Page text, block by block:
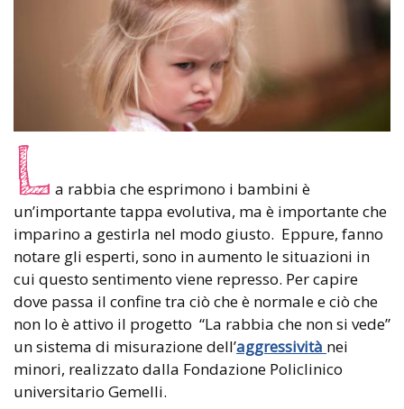
L a rabbia che esprimono i bambini è
un’importante tappa evolutiva, ma è importante che
imparino a gestirla nel modo giusto. Eppure, fanno
notare gli esperti, sono in aumento le situazioni in
cui questo sentimento viene represso. Per capire
dove passa il confine tra ciò che è normale e ciò che
non lo è attivo il progetto “La rabbia che non si vede”
un sistema di misurazione dell’aggressività nei
minori, realizzato dalla Fondazione Policlinico
universitario Gemelli.